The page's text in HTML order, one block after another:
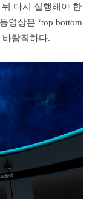
다시 실행해야 한
영상은 ‘top bottom
바람직하다.